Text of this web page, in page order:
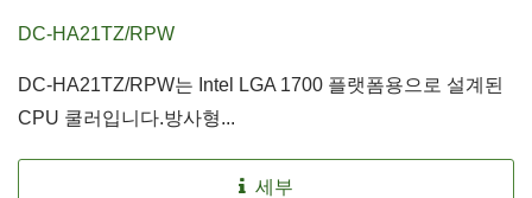
DC-HA21TZ/RPW
DC-HA21TZ/RPW는 Intel LGA 1700 플랫폼용으로 설계된
CPU 쿨러입니다.방사형...
세부